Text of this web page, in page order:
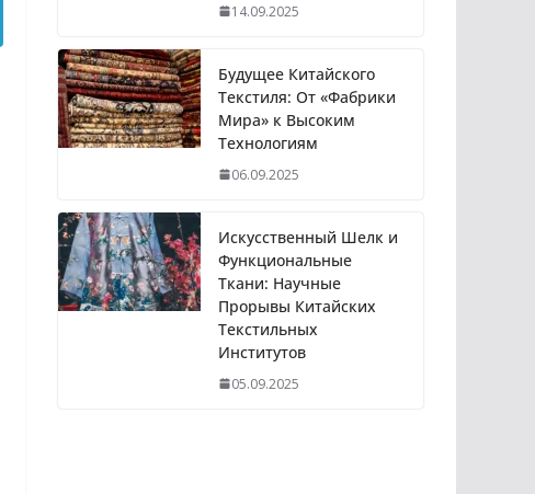
14.09.2025
Будущее Китайского
Текстиля: От «Фабрики
Мира» к Высоким
Технологиям
06.09.2025
Искусственный Шелк и
Функциональные
Ткани: Научные
Прорывы Китайских
Текстильных
Институтов
05.09.2025